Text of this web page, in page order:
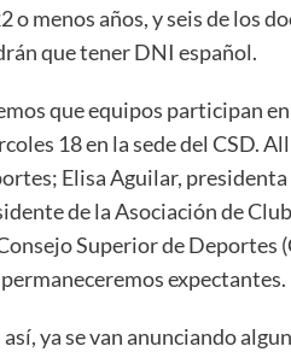
o menos años, y seis de los
que tener DNI español.
que equipos participan
18 en la sede del CSD.
Elisa Aguilar,
de la Asociación de
Superior de Deportes
expectantes.
ya se van anunciando